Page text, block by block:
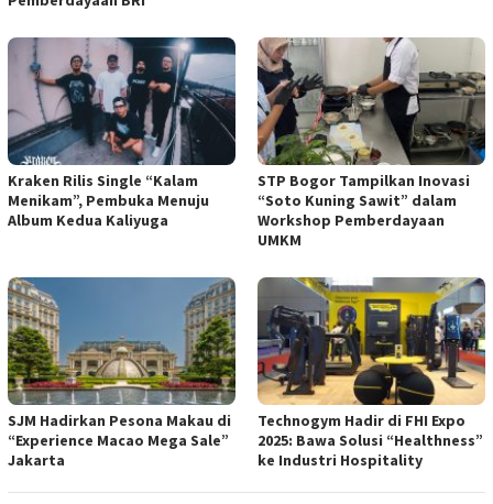
Kraken Rilis Single “Kalam
Menikam”, Pembuka Menuju
Album Kedua Kaliyuga
STP Bogor Tampilkan Inovasi
“Soto Kuning Sawit” dalam
Workshop Pemberdayaan
UMKM
SJM Hadirkan Pesona Makau di
“Experience Macao Mega Sale”
Jakarta
Technogym Hadir di FHI Expo
2025: Bawa Solusi “Healthness”
ke Industri Hospitality